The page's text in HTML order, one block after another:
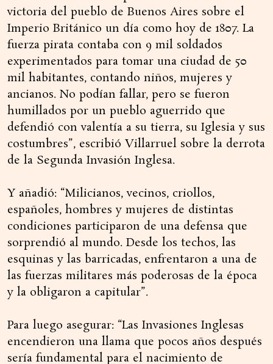
victoria del pueblo de Buenos Aires sobre el
Imperio Británico un día como hoy de 1807. La
fuerza pirata contaba con 9 mil soldados
experimentados para tomar una ciudad de 50
mil habitantes, contando niños, mujeres y
ancianos. No podían fallar, pero se fueron
humillados por un pueblo aguerrido que
defendió con valentía a su tierra, su Iglesia y sus
costumbres”, escribió Villarruel sobre la derrota
de la Segunda Invasión Inglesa.
Y añadió: “Milicianos, vecinos, criollos,
españoles, hombres y mujeres de distintas
condiciones participaron de una defensa que
sorprendió al mundo. Desde los techos, las
esquinas y las barricadas, enfrentaron a una de
las fuerzas militares más poderosas de la época
y la obligaron a capitular”.
Para luego asegurar: “Las Invasiones Inglesas
encendieron una llama que pocos años después
sería fundamental para el nacimiento de